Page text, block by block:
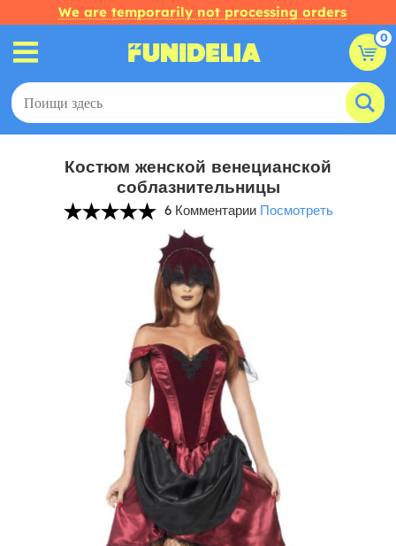
We are temporarily not processing orders
0
Костюм женской венецианской
соблазнительницы
6 Комментарии Посмотреть